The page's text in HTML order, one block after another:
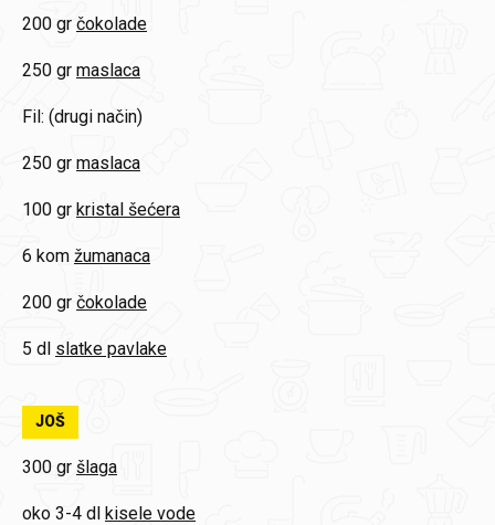
200 gr čokolade
250 gr maslaca
Fil: (drugi način)
250 gr maslaca
100 gr kristal šećera
6 kom žumanaca
200 gr čokolade
5 dl slatke pavlake
JOŠ
300 gr šlaga
oko 3-4 dl kisele vode